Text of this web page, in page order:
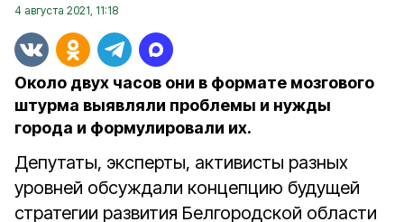
4 августа 2021, 11:18
Около двух часов они в формате мозгового
штурма выявляли проблемы и нужды
города и формулировали их.
Депутаты, эксперты, активисты разных
уровней обсуждали концепцию будущей
стратегии развития Белгородской области